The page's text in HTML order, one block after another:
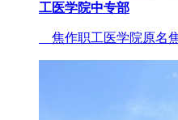
工医学院中专部
焦作职工医学院原名